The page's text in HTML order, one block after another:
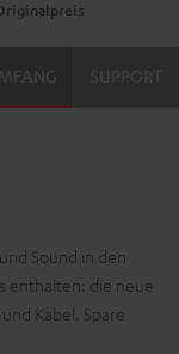
Sound in den
enthalten: die neue
Kabel. Spare